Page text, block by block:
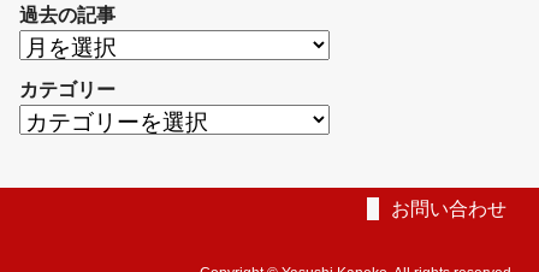
過去の記事
過
の
記
カテゴリー
カ
お問い合わせ